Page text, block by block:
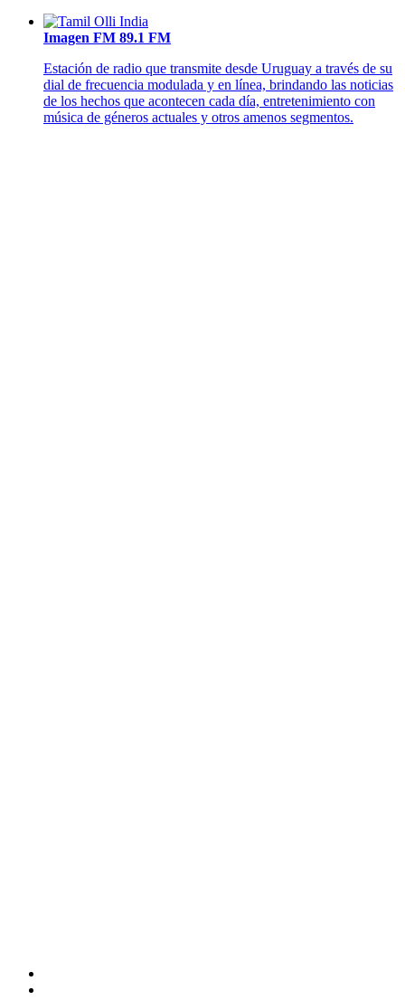
Imagen FM 89.1 FM
Estación de radio que transmite desde Uruguay a través de su
dial de frecuencia modulada y en línea, brindando las noticias
de los hechos que acontecen cada día, entretenimiento con
música de géneros actuales y otros amenos segmentos.